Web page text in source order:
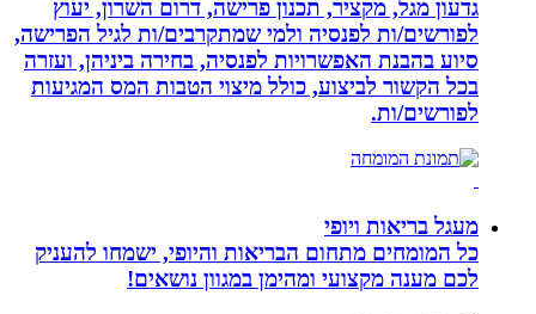
גדעון מגל, מקציר, תכנון פרישה, דרום השרון, יעוץ
לפורשים/ות לפנסיה ולמי שמתקרבים/ות לגיל הפרישה,
סיוע בהבנת האפשרויות לפנסיה, בחירה ביניהן, ועזרה
בכל הקשור לביצוע, כולל מיצוי הטבות המס המגיעות
לפורשים/ות.
מעגל בריאות ויופי
כל המומחים מתחום הבריאות והיופי, ישמחו להעניק
לכם מענה מקצועי ומהימן במגוון נושאים!